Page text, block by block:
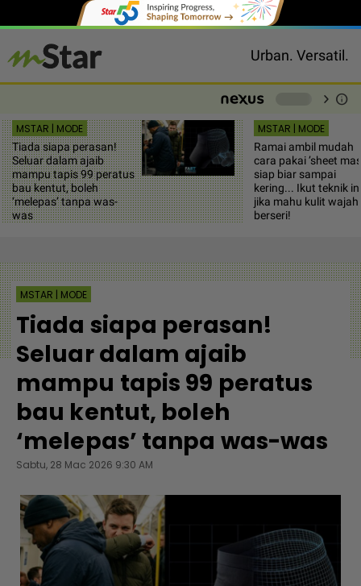
Urban. Versatil.
chevron_right info
MSTAR | MODE
Tiada siapa perasan!
Seluar dalam ajaib
mampu tapis 99 peratus
bau kentut, boleh
‘melepas’ tanpa was-
was
MSTAR | MODE
Ramai ambil mudah
cara pakai ’sheet
siap biar sampai
kering... Ikut teknik ini
jika mahu kulit wajah
berseri!
MSTAR | MODE
Tiada siapa perasan!
Seluar dalam ajaib
mampu tapis 99 peratus
bau kentut, boleh
‘melepas’ tanpa was-was
Sabtu, 28 Mac 2026 9:30 AM